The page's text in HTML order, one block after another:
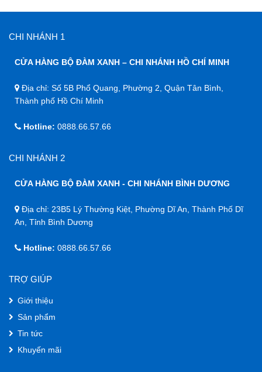
CHI NHÁNH 1
CỬA HÀNG BỘ ĐÀM XANH – CHI NHÁNH HỒ CHÍ MINH
Địa chỉ: Số 5B Phổ Quang, Phường 2, Quận Tân Bình,
Thành phố Hồ Chí Minh
Hotline: 0888.66.57.66
CHI NHÁNH 2
CỬA HÀNG BỘ ĐÀM XANH - CHI NHÁNH BÌNH DƯƠNG
Địa chỉ: 23B5 Lý Thường Kiệt, Phường Dĩ An, Thành Phố Dĩ
An, Tỉnh Bình Dương
Hotline: 0888.66.57.66
TRỢ GIÚP
Giới thiệu
Sản phẩm
Tin tức
Khuyến mãi